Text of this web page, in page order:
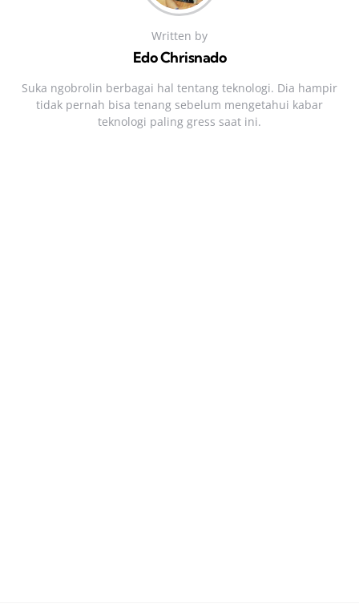
Written by
Edo Chrisnado
Suka ngobrolin berbagai hal tentang teknologi. Dia hampir
tidak pernah bisa tenang sebelum mengetahui kabar
teknologi paling gress saat ini.